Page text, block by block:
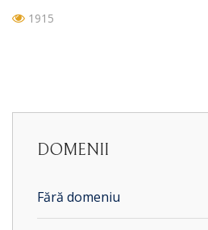
1915
DOMENII
Fără domeniu